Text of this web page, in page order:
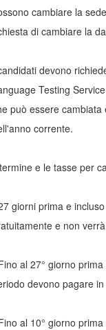
cambiare la
di cambiare la
devono
Testing
può essere
corrente.
e le tasse per
giorni prima e
e non
al 27° giorno
devono pagare
al 10° giorno